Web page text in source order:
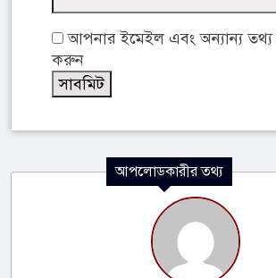
আপনার ইমেইল এবং অন্যান্য তথ্য
করুন
আপলোডকারীর তথ্য